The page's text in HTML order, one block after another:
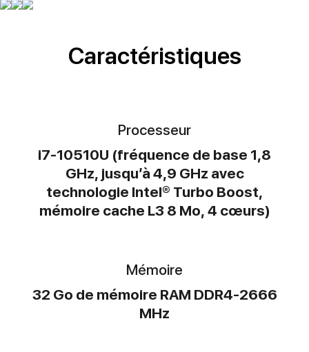
Caractéristiques
Processeur
i7-10510U (fréquence de base 1,8
GHz, jusqu’à 4,9 GHz avec
technologie Intel® Turbo Boost,
mémoire cache L3 8 Mo, 4 cœurs)
Mémoire
32 Go de mémoire RAM DDR4-2666
MHz